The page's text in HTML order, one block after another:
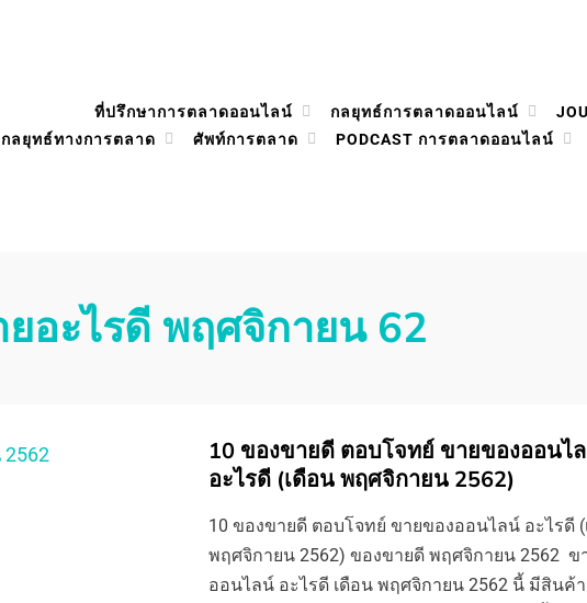
ที่ปรึกษาการตลาดออนไลน์ กลยุทธ์การตลาดออนไลน์
กลยุทธ์ทางการตลาด
ศัพท์การตลาด PODCAST การตลาดออนไลน์
อะไรดี พฤศจิกายน 62
10 ของขายดี ตอบโจทย์ ขายของออนไ
อะไรดี (เดือน พฤศจิกายน 2562)
10 ของขายดี ตอบโจทย์ ขายของออนไลน์ อะไรดี (
พฤศจิกายน 2562) ของขายดี พฤศจิกายน 2562 ข
ออนไลน์ อะไรดี เดือน พฤศจิกายน 2562 นี้ มีสินค้า